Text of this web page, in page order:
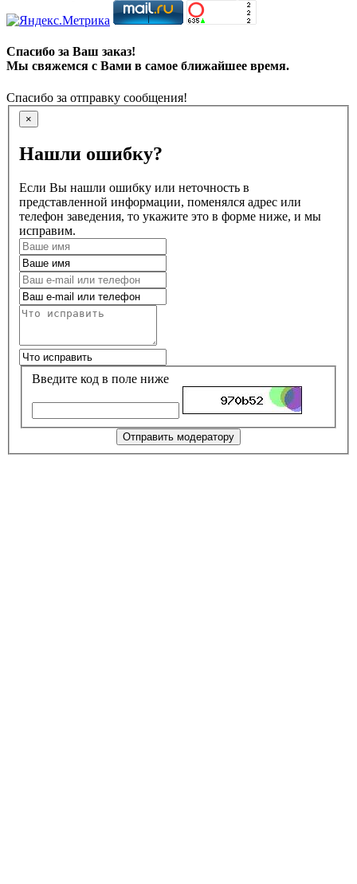
Спасибо за Ваш заказ!
Мы свяжемся с Вами в самое ближайшее время.
Спасибо за отправку сообщения!
×
Нашли ошибку?
Если Вы нашли ошибку или неточность в
представленной информации, поменялся адрес или
телефон заведения, то укажите это в форме ниже, и мы
исправим.
Введите код в поле ниже
Отправить модератору